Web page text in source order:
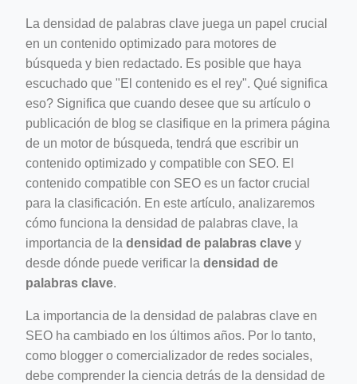
crew-neck-navy-blue/
feed-calculator
co-work?lat=37.49813&lng=127.0284&zoom=16
La densidad de palabras clave juega un papel crucial
en un contenido optimizado para motores de
búsqueda y bien redactado. Es posible que haya
escuchado que "El contenido es el rey". Qué significa
eso? Significa que cuando desee que su artículo o
publicación de blog se clasifique en la primera página
de un motor de búsqueda, tendrá que escribir un
contenido optimizado y compatible con SEO. El
contenido compatible con SEO es un factor crucial
para la clasificación. En este artículo, analizaremos
cómo funciona la densidad de palabras clave, la
importancia de la densidad de palabras clave y
desde dónde puede verificar la densidad de
palabras clave.
La importancia de la densidad de palabras clave en
SEO ha cambiado en los últimos años. Por lo tanto,
como blogger o comercializador de redes sociales,
debe comprender la ciencia detrás de la densidad de